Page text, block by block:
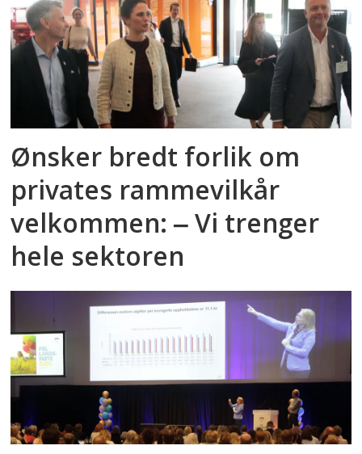
Ønsker bredt forlik om
privates rammevilkår
velkommen: ‒ Vi trenger
hele sektoren